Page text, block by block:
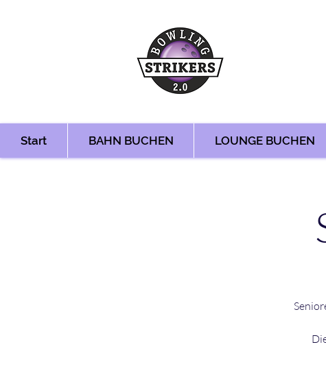
Start BAHN BUCHEN LOUNGE BUCHEN